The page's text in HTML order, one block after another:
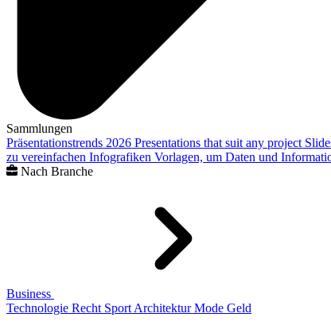
Sammlungen
Präsentationstrends 2026 Presentations that suit any project
zu vereinfachen Infografiken Vorlagen, um Daten und
Nach Branche
Business
Technologie Recht Sport Architektur Mode Geld